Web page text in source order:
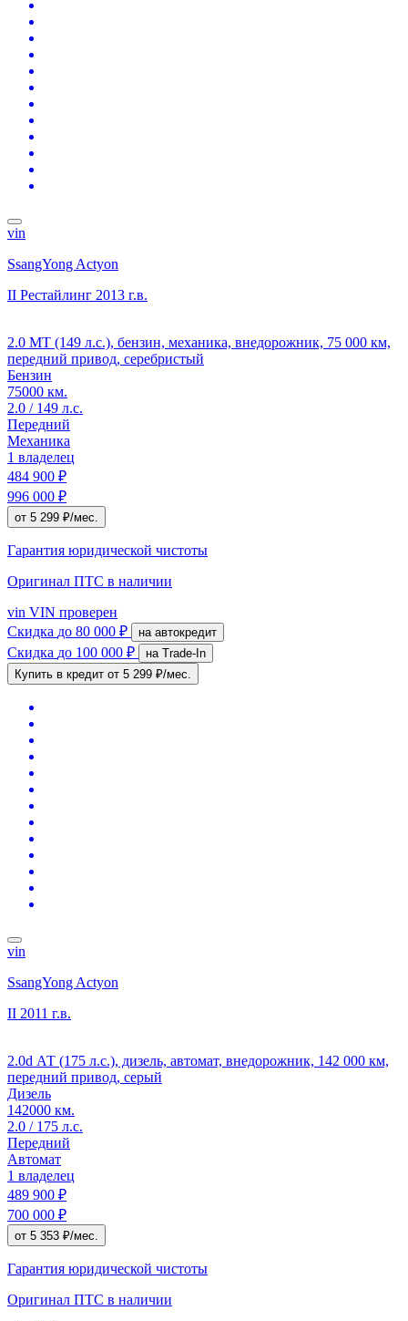
vin
SsangYong Actyon
II Рестайлинг 2013 г.в.
2.0 MT (149 л.с.), бензин, механика, внедорожник, 75 000 км,
передний привод, серебристый
Бензин
75000 км.
2.0 / 149 л.с.
Передний
Механика
1 владелец
484 900 ₽
996 000 ₽
от 5 299 ₽/мес.
Гарантия юридической чистоты
Оригинал ПТС в наличии
vin VIN проверен
Скидка до 80 000 ₽ на автокредит
Скидка до 100 000 ₽
на Trade-In
Купить в кредит от 5 299 ₽/мес.
vin
SsangYong Actyon
II 2011 г.в.
2.0d АТ (175 л.с.), дизель, автомат, внедорожник, 142 000 км,
передний привод, серый
Дизель
142000 км.
2.0 / 175 л.с.
Передний
Автомат
1 владелец
489 900 ₽
700 000 ₽
от 5 353 ₽/мес.
Гарантия юридической чистоты
Оригинал ПТС в наличии